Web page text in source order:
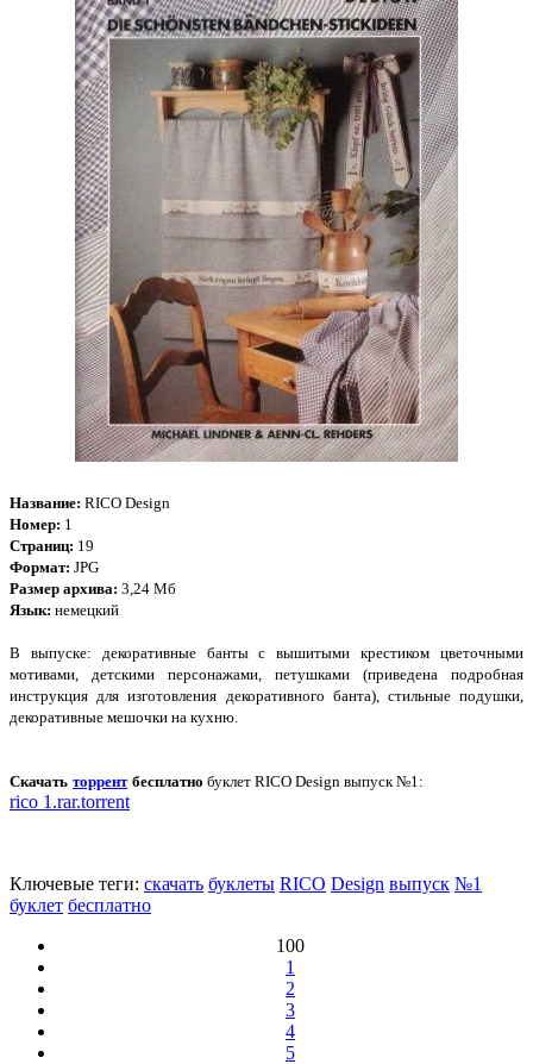
Название: RICO Design
Номер: 1
Страниц: 19
Формат: JPG
Размер архива: 3,24 Мб
Язык: немецкий
В выпуске: декоративные банты с вышитыми крестиком цветочными
мотивами, детскими персонажами, петушками (приведена подробная
инструкция для изготовления декоративного банта), стильные подушки,
декоративные мешочки на кухню.
Скачатьторрентбесплатно буклетRICO Design выпуск №1:
rico 1.rar.torrent
Ключевые теги: скачать буклеты RICO Design выпуск №1
буклет бесплатно
100
1
2
3
4
5